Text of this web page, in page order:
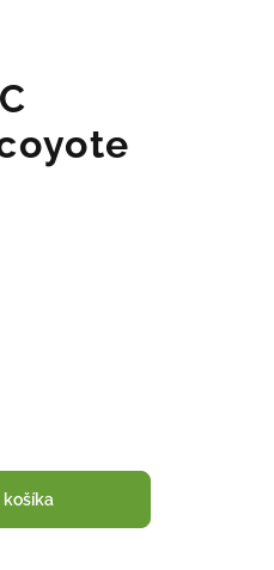
košíka